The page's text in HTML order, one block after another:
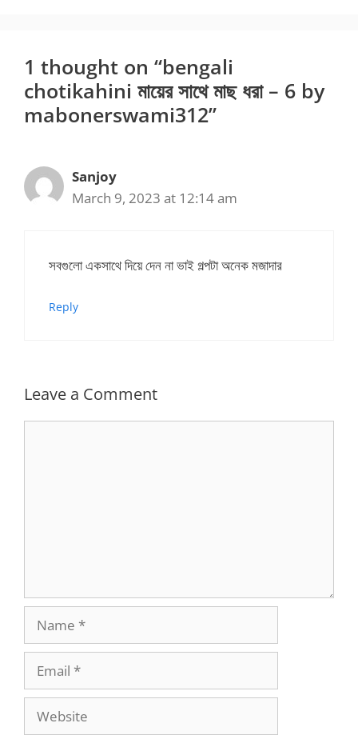
1 thought on “bengali
chotikahini মায়ের সাথে মাছ ধরা – 6 by
mabonerswami312”
Sanjoy
March 9, 2023 at 12:14 am
সবগুলো একসাথে দিয়ে দেন না ভাই গল্পটা অনেক মজাদার
Reply
Leave a Comment
Website